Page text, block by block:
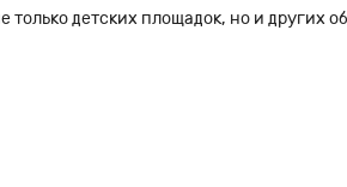
детских площадок, но и других